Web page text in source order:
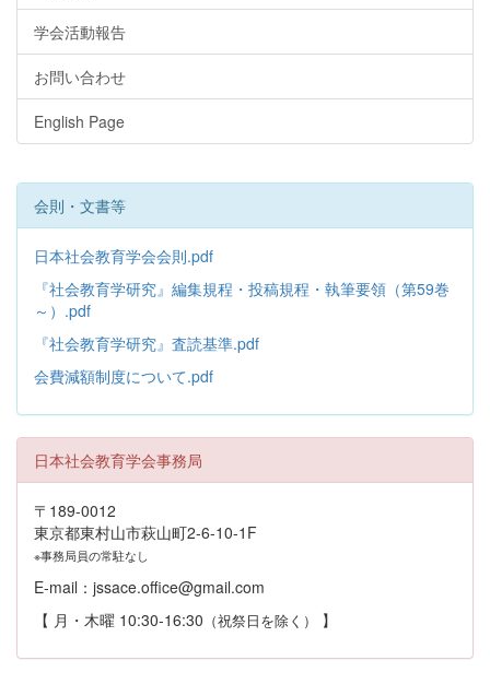
学会活動報告
お問い合わせ
English Page
会則・文書等
日本社会教育学会会則.pdf
『社会教育学研究』編集規程・投稿規程・執筆要領（第59巻
～）.pdf
『社会教育学研究』査読基準.pdf
会費減額制度について.pdf
日本社会教育学会事務局
〒189-0012
東京都東村山市萩山町2-6-10-1F
※事務局員の常駐なし
E-mail：jssace.office@gmail.com
【 月・木曜 10:30-16:30 （祝祭日を除く） 】